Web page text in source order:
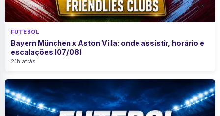
FUTEBOL
Bayern München x Aston Villa: onde assistir, horário e
escalações (07/08)
21h atrás